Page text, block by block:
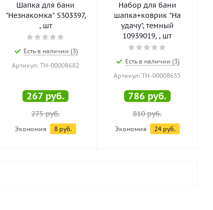
Шапка для бани
"Незнакомка" 5303397,
, шт
Есть в наличии (3)
Артикул: ТН-00008682
267 руб.
275руб.
Экономия 8 руб.
Набор для бани
шапка+коврик "На
удачу", темный
10939019, , шт
Есть в наличии (3)
Артикул: ТН-00008655
786 руб.
810руб.
Экономия 24руб.